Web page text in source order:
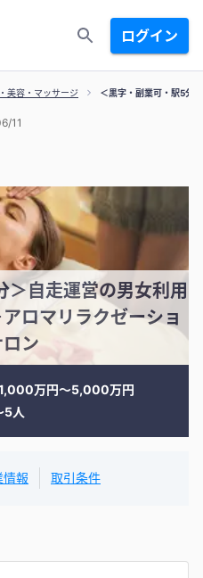
ログイン
美容・マッサージ ＜黒字・副業可・駅5分
11
＞自走運営の男女利用
ロマリラクゼーショ
ン
万円〜5,000万円
5人
情報 取引条件